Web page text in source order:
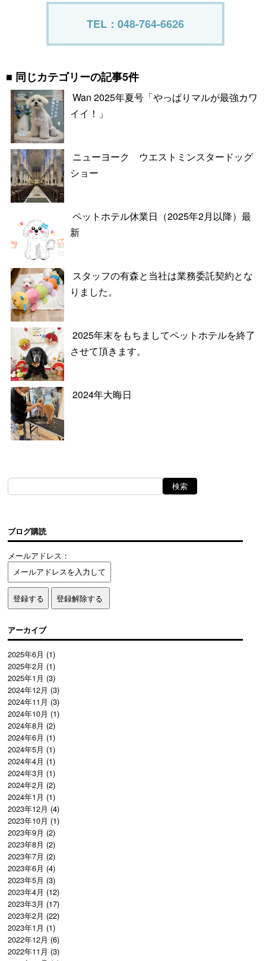
TEL：048-764-6626
同じカテゴリーの記事5件
Wan 2025年夏号「やっぱりマルが最強カワ
イイ！」
ニューヨーク ウエストミンスタードッグ
ショー
ペットホテル休業日（2025年2月以降）最
新
スタッフの有森と当社は業務委託契約とな
りました。
2025年末をもちましてペットホテルを終了
させて頂きます。
2024年大晦日
ブログ購読
メールアドレス：
アーカイブ
2025年6月 (1)
2025年2月 (1)
2025年1月 (3)
2024年12月 (3)
2024年11月 (3)
2024年10月 (1)
2024年8月 (2)
2024年6月 (1)
2024年5月 (1)
2024年4月 (1)
2024年3月 (1)
2024年2月 (2)
2024年1月 (1)
2023年12月 (4)
2023年10月 (1)
2023年9月 (2)
2023年8月 (2)
2023年7月 (2)
2023年6月 (4)
2023年5月 (3)
2023年4月 (12)
2023年3月 (17)
2023年2月 (22)
2023年1月 (1)
2022年12月 (6)
2022年11月 (3)